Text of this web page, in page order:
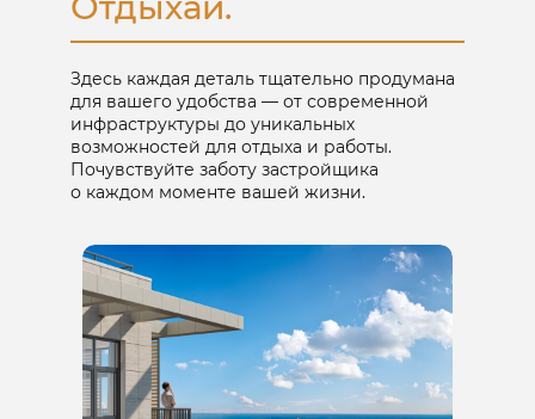
Здесь каждая деталь тщательно продумана
для вашего удобства — от современной
инфраструктуры до уникальных
возможностей для отдыха и работы.
Почувствуйте заботу застройщика
о каждом моменте вашей жизни.